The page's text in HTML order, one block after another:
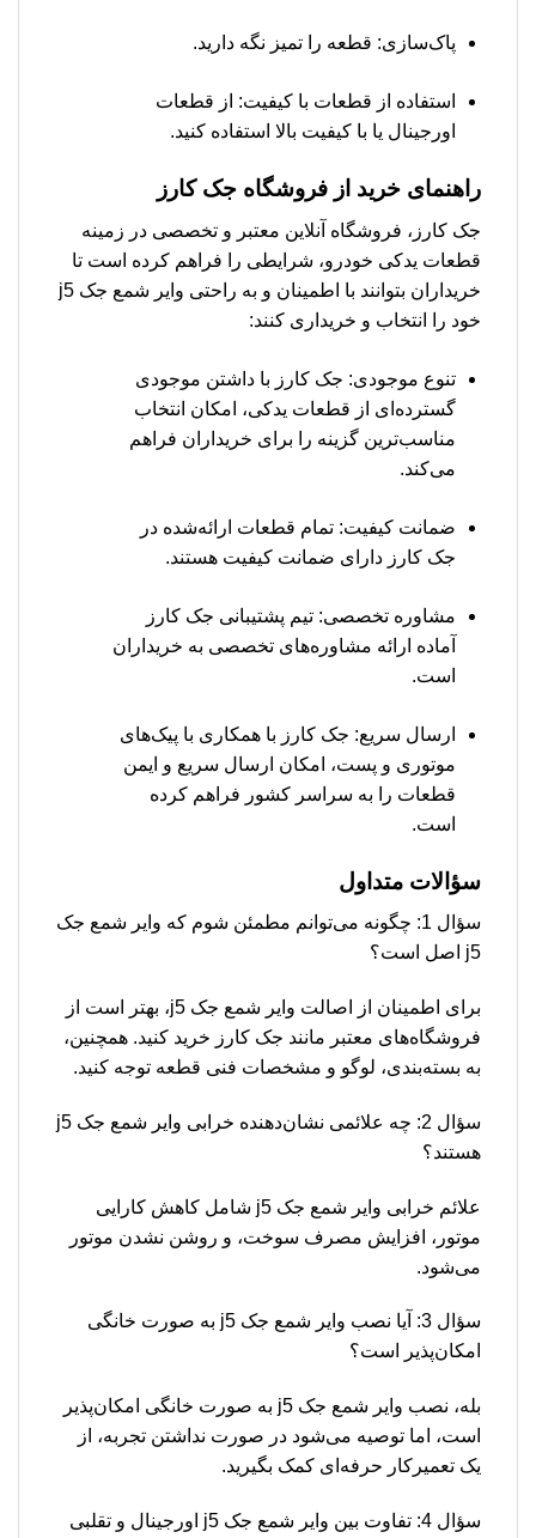
پاک‌سازی: قطعه را تمیز نگه دارید.
استفاده از قطعات با کیفیت: از قطعات
اورجینال یا با کیفیت بالا استفاده کنید.
راهنمای خرید از فروشگاه جک کارز
جک کارز، فروشگاه آنلاین معتبر و تخصصی در زمینه
قطعات یدکی خودرو، شرایطی را فراهم کرده است تا
خریداران بتوانند با اطمینان و به راحتی وایر شمع جک j5
خود را انتخاب و خریداری کنند:
تنوع موجودی: جک کارز با داشتن موجودی
گسترده‌ای از قطعات یدکی، امکان انتخاب
مناسب‌ترین گزینه را برای خریداران فراهم
می‌کند.
ضمانت کیفیت: تمام قطعات ارائه‌شده در
جک کارز دارای ضمانت کیفیت هستند.
مشاوره تخصصی: تیم پشتیبانی جک کارز
آماده ارائه مشاوره‌های تخصصی به خریداران
است.
ارسال سریع: جک کارز با همکاری با پیک‌های
موتوری و پست، امکان ارسال سریع و ایمن
قطعات را به سراسر کشور فراهم کرده
است.
سؤالات متداول
سؤال 1: چگونه می‌توانم مطمئن شوم که وایر شمع جک
j5 اصل است؟
برای اطمینان از اصالت وایر شمع جک j5، بهتر است از
فروشگاه‌های معتبر مانند جک کارز خرید کنید. همچنین،
به بسته‌بندی، لوگو و مشخصات فنی قطعه توجه کنید.
سؤال 2: چه علائمی نشان‌دهنده خرابی وایر شمع جک j5
هستند؟
علائم خرابی وایر شمع جک j5 شامل کاهش کارایی
موتور، افزایش مصرف سوخت، و روشن نشدن موتور
می‌شود.
سؤال 3: آیا نصب وایر شمع جک j5 به صورت خانگی
امکان‌پذیر است؟
بله، نصب وایر شمع جک j5 به صورت خانگی امکان‌پذیر
است، اما توصیه می‌شود در صورت نداشتن تجربه، از
یک تعمیرکار حرفه‌ای کمک بگیرید.
سؤال 4: تفاوت بین وایر شمع جک j5 اورجینال و تقلبی